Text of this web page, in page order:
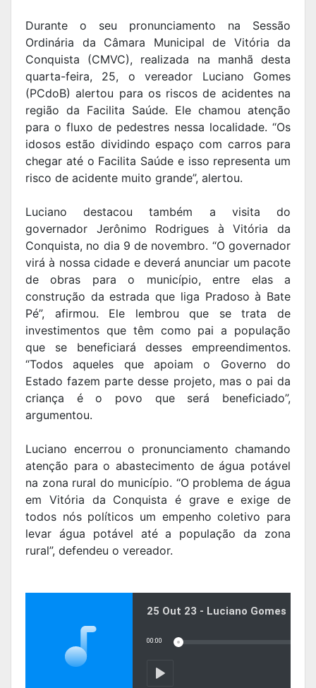
Durante o seu pronunciamento na Sessão
Ordinária da Câmara Municipal de Vitória da
Conquista (CMVC), realizada na manhã desta
quarta-feira, 25, o vereador Luciano Gomes
(PCdoB) alertou para os riscos de acidentes na
região da Facilita Saúde. Ele chamou atenção
para o fluxo de pedestres nessa localidade. “Os
idosos estão dividindo espaço com carros para
chegar até o Facilita Saúde e isso representa um
risco de acidente muito grande”, alertou.
Luciano destacou também a visita do
governador Jerônimo Rodrigues à Vitória da
Conquista, no dia 9 de novembro. “O governador
virá à nossa cidade e deverá anunciar um pacote
de obras para o município, entre elas a
construção da estrada que liga Pradoso à Bate
Pé”, afirmou. Ele lembrou que se trata de
investimentos que têm como pai a população
que se beneficiará desses empreendimentos.
“Todos aqueles que apoiam o Governo do
Estado fazem parte desse projeto, mas o pai da
criança é o povo que será beneficiado”,
argumentou.
Luciano encerrou o pronunciamento chamando
atenção para o abastecimento de água potável
na zona rural do município. “O problema de água
em Vitória da Conquista é grave e exige de
todos nós políticos um empenho coletivo para
levar água potável até a população da zona
rural”, defendeu o vereador.